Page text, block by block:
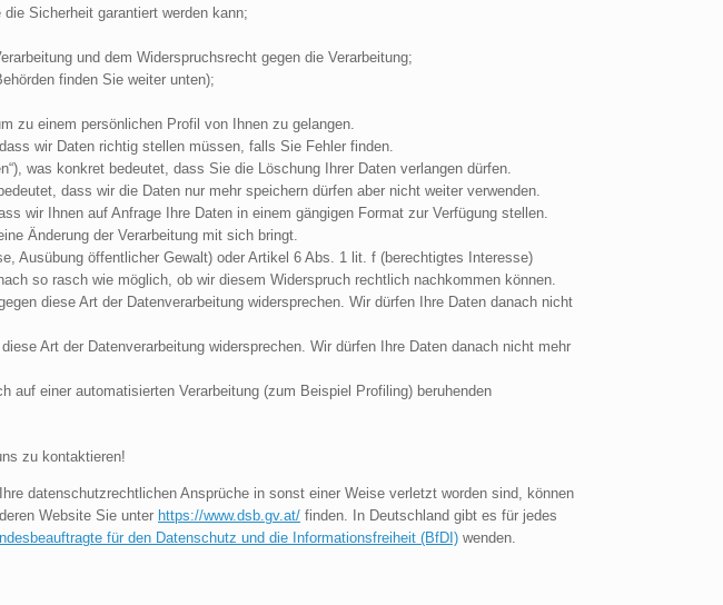
Sicherheit garantiert werden kann;
und dem Widerspruchsrecht gegen die Verarbeitung;
finden Sie weiter unten);
zu einem persönlichen Profil von Ihnen zu gelangen.
wir Daten richtig stellen müssen, falls Sie Fehler finden.
was konkret bedeutet, dass Sie die Löschung Ihrer Daten verlangen dürfen.
dass wir die Daten nur mehr speichern dürfen aber nicht weiter verwenden.
wir Ihnen auf Anfrage Ihre Daten in einem gängigen Format zur Verfügung stellen.
Änderung der Verarbeitung mit sich bringt.
Ausübung öffentlicher Gewalt) oder Artikel 6 Abs. 1 lit. f (berechtigtes Interesse)
so rasch wie möglich, ob wir diesem Widerspruch rechtlich nachkommen können.
diese Art der Datenverarbeitung widersprechen. Wir dürfen Ihre Daten danach nicht
Art der Datenverarbeitung widersprechen. Wir dürfen Ihre Daten danach nicht mehr
einer automatisierten Verarbeitung (zum Beispiel Profiling) beruhenden
zu kontaktieren!
datenschutzrechtlichen Ansprüche in sonst einer Weise verletzt worden sind, können
Website Sie unter https://www.dsb.gv.at/ finden. In Deutschland gibt es für jedes
für den Datenschutz und die Informationsfreiheit (BfDI) wenden.